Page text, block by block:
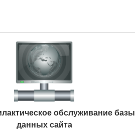
обслуживание базы
данных сайта